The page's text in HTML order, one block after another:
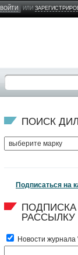
ВОЙТИ ИЛИ
ПОИСК
Подписаться на
ПОДПИСКА
РАССЫЛКУ
Новости журнала